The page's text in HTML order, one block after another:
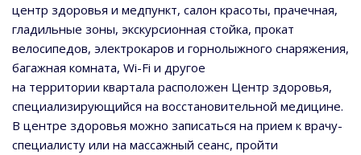
центр здоровья и медпункт, салон красоты, прачечная,
гладильные зоны, экскурсионная стойка, прокат
велосипедов, электрокаров и горнолыжного снаряжения,
багажная комната, Wi-Fi и другое
на территории квартала расположен Центр здоровья,
специализирующийся на восстановительной медицине.
В центре здоровья можно записаться на прием к врачу-
специалисту или на массажный сеанс, пройти